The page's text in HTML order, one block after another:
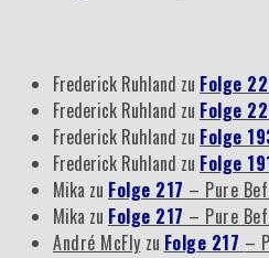
Frederick Ruhland zu Folge
Frederick Ruhland zu Folge
Frederick Ruhland zu Folge
Frederick Ruhland zu Folge
Mika zu Folge 217 – Pure
Mika zu Folge 217 – Pure
André McFly zu Folge 217 –